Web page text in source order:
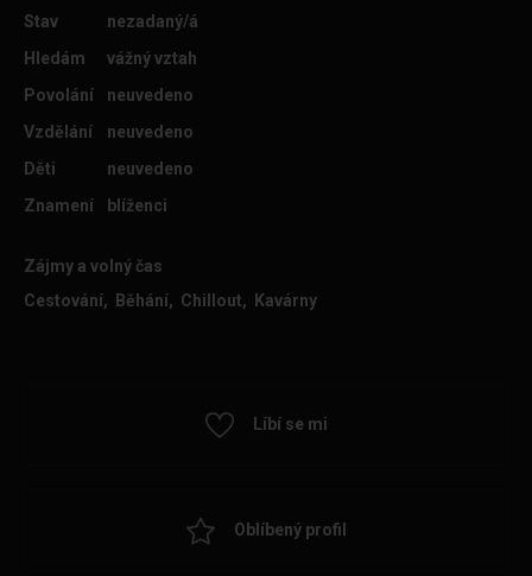
Stav
nezadaný/á
Hledám
vážný vztah
Povolání
neuvedeno
Vzdělání
neuvedeno
Děti
neuvedeno
Znamení
blíženci
Zájmy a volný čas
Cestování, Běhání, Chillout, Kavárny
Líbí se mi
Oblíbený profil